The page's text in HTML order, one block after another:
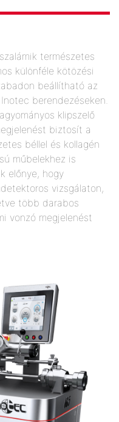
természetes
különféle kötözési
beállítható az
berendezéseken.
klipszelő
biztosít a
béllel és kollagén
műbelekhez is
előnye, hogy
vizsgálaton,
több darabos
vonzó megjelenést